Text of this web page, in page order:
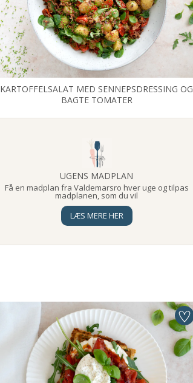
KARTOFFELSALAT MED SENNEPSDRESSING OG
BAGTE TOMATER
UGENS MADPLAN
Få en madplan fra Valdemarsro hver uge og tilpas
madplanen, som du vil
LÆS MERE HER